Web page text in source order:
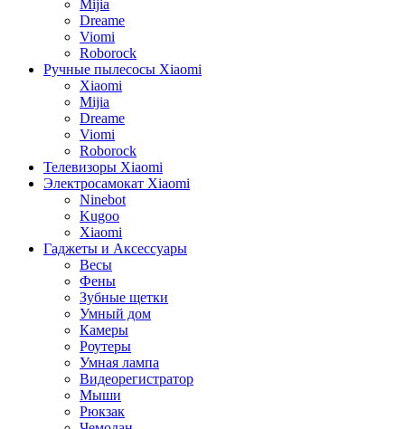
Mijia
Dreame
Viomi
Roborock
Ручные пылесосы Xiaomi
Xiaomi
Mijia
Dreame
Viomi
Roborock
Телевизоры Xiaomi
Электросамокат Xiaomi
Ninebot
Kugoo
Xiaomi
Гаджеты и Аксессуары
Весы
Фены
Зубные щетки
Умный дом
Камеры
Роутеры
Умная лампа
Видеорегистратор
Мыши
Рюкзак